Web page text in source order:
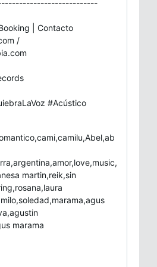
| Contacto
/
#Acústico
martin,reik,sin
marama